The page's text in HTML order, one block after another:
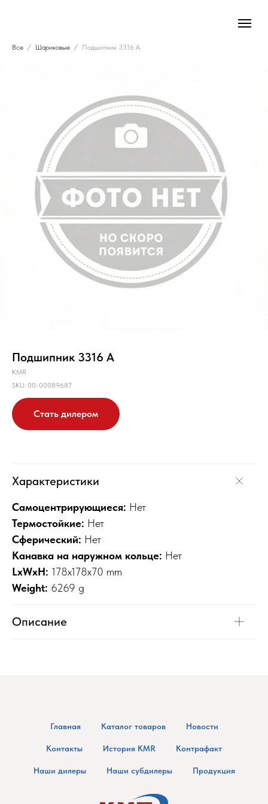
Все Шариковые Подшипник 3316 A
Подшипник 3316 A
KMR
SKU: 00-00089687
Стать дилером
Характеристики
Самоцентрирующиеся: Нет
Термостойкие: Нет
Сферический: Нет
Канавка на наружном кольце: Нет
LxWxH: 178x178x70 mm
Weight: 6269 g
Описание
Главная Каталог товаров Новости
Контакты История KMR Контрафакт
Наши дилеры Наши субдилеры Продукция